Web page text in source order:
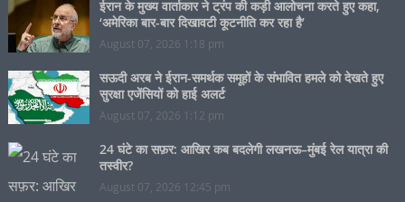
ईरान के मुख्य वार्ताकार ने ट्रंप की कड़ी आलोचना करते हुए कहा,
‘अमेरिका बार-बार दिखावटी कूटनीति कर रहा है’
August 07, 2026 1:18 pm
सऊदी अरब ने ईरान-समर्थक समूहों के संभावित हमले को देखते हुए
सुरक्षा एजेंसियों को हाई अलर्ट
August 07, 2026 1:12 pm
24 घंटे का सफ़र: आखिर कब बदलेगी लखनऊ–मुंबई रेल यात्रा की
तस्वीर?
August 07, 2026 12:45 pm